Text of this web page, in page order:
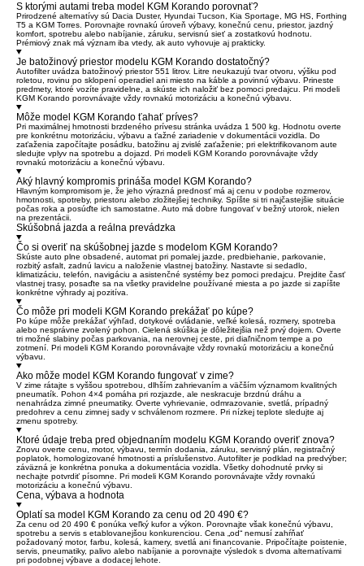
S ktorými autami treba model KGM Korando porovnať?
Prirodzené alternatívy sú Dacia Duster, Hyundai Tucson, Kia Sportage, MG HS, Forthing
T5 a KGM Torres. Porovnajte rovnakú úroveň výbavy, konečnú cenu, priestor, jazdný
komfort, spotrebu alebo nabíjanie, záruku, servisnú sieť a zostatkovú hodnotu.
Prémiový znak má význam iba vtedy, ak auto vyhovuje aj prakticky.
Je batožinový priestor modelu KGM Korando dostatočný?
Autofilter uvádza batožinový priestor 551 litrov. Litre neukazujú tvar otvoru, výšku pod
roletou, rovinu po sklopení operadiel ani miesto na káble a povinnú výbavu. Prineste
predmety, ktoré vozíte pravidelne, a skúste ich naložiť bez pomoci predajcu. Pri modeli
KGM Korando porovnávajte vždy rovnakú motorizáciu a konečnú výbavu.
Môže model KGM Korando ťahať príves?
Pri maximálnej hmotnosti brzdeného prívesu stránka uvádza 1 500 kg. Hodnotu overte
pre konkrétnu motorizáciu, výbavu a ťažné zariadenie v dokumentácii vozidla. Do
zaťaženia započítajte posádku, batožinu aj zvislé zaťaženie; pri elektrifikovanom aute
sledujte vplyv na spotrebu a dojazd. Pri modeli KGM Korando porovnávajte vždy
rovnakú motorizáciu a konečnú výbavu.
Aký hlavný kompromis prináša model KGM Korando?
Hlavným kompromisom je, že jeho výrazná prednosť má aj cenu v podobe rozmerov,
hmotnosti, spotreby, priestoru alebo zložitejšej techniky. Spíšte si tri najčastejšie situácie
počas roka a posúďte ich samostatne. Auto má dobre fungovať v bežný utorok, nielen
na prezentácii.
Skúšobná jazda a reálna prevádzka
Čo si overiť na skúšobnej jazde s modelom KGM Korando?
Skúste auto plne obsadené, automat pri pomalej jazde, predbiehanie, parkovanie,
rozbitý asfalt, zadnú lavicu a naloženie vlastnej batožiny. Nastavte si sedadlo,
klimatizáciu, telefón, navigáciu a asistenčné systémy bez pomoci predajcu. Prejdite časť
vlastnej trasy, posaďte sa na všetky pravidelne používané miesta a po jazde si zapíšte
konkrétne výhrady aj pozitíva.
Čo môže pri modeli KGM Korando prekážať po kúpe?
Po kúpe môže prekážať výhľad, dotykové ovládanie, veľké kolesá, rozmery, spotreba
alebo nesprávne zvolený pohon. Cielená skúška je dôležitejšia než prvý dojem. Overte
tri možné slabiny počas parkovania, na nerovnej ceste, pri diaľničnom tempe a po
zotmení. Pri modeli KGM Korando porovnávajte vždy rovnakú motorizáciu a konečnú
výbavu.
Ako môže model KGM Korando fungovať v zime?
V zime rátajte s vyššou spotrebou, dlhším zahrievaním a väčším významom kvalitných
pneumatík. Pohon 4×4 pomáha pri rozjazde, ale neskracuje brzdnú dráhu a
nenahrádza zimné pneumatiky. Overte vyhrievanie, odmrazovanie, svetlá, prípadný
predohrev a cenu zimnej sady v schválenom rozmere. Pri nízkej teplote sledujte aj
zmenu spotreby.
Ktoré údaje treba pred objednaním modelu KGM Korando overiť znova?
Znovu overte cenu, motor, výbavu, termín dodania, záruku, servisný plán, registračný
poplatok, homologizované hmotnosti a príslušenstvo. Autofilter je podklad na predvýber;
záväzná je konkrétna ponuka a dokumentácia vozidla. Všetky dohodnuté prvky si
nechajte potvrdiť písomne. Pri modeli KGM Korando porovnávajte vždy rovnakú
motorizáciu a konečnú výbavu.
Cena, výbava a hodnota
Oplatí sa model KGM Korando za cenu od 20 490 €?
Za cenu od 20 490 € ponúka veľký kufor a výkon. Porovnajte však konečnú výbavu,
spotrebu a servis s etablovanejšou konkurenciou. Cena „od“ nemusí zahŕňať
požadovaný motor, farbu, kolesá, kamery, svetlá ani financovanie. Pripočítajte poistenie,
servis, pneumatiky, palivo alebo nabíjanie a porovnajte výsledok s dvoma alternatívami
pri podobnej výbave a dodacej lehote.